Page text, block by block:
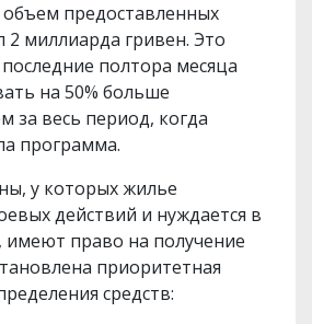
предоставленных
2 миллиарда гривен. Это
полтора месяца
на 50% больше
за весь период, когда
программа.
у которых жилье
действий и нуждается в
имеют право на получение
приоритетная
средств: